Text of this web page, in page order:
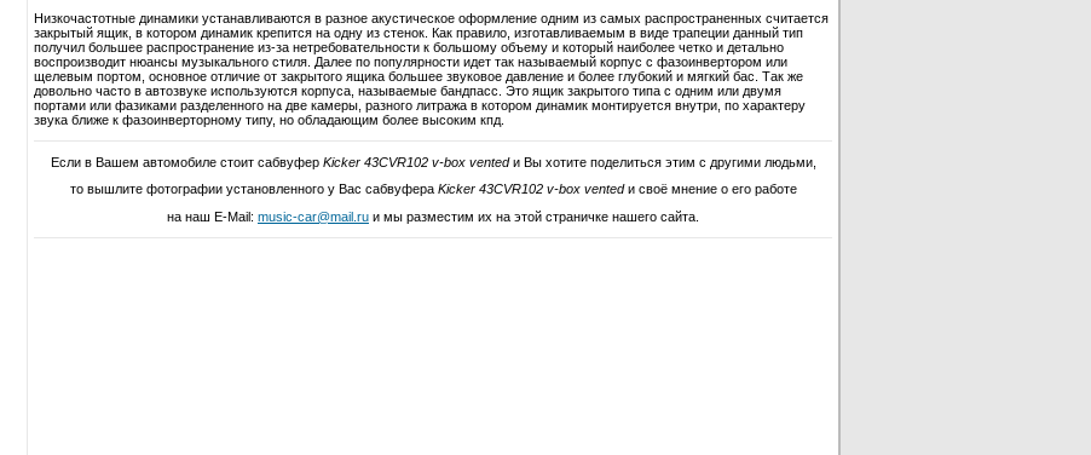
Низкочастотные динамики устанавливаются в разное акустическое оформление одним из самых распространенных считается
закрытый ящик, в котором динамик крепится на одну из стенок. Как правило, изготавливаемым в виде трапеции данный тип
получил большее распространение из-за нетребовательности к большому объему и который наиболее четко и детально
воспроизводит нюансы музыкального стиля. Далее по популярности идет так называемый корпус с фазоинвертором или
щелевым портом, основное отличие от закрытого ящика большее звуковое давление и более глубокий и мягкий бас. Так же
довольно часто в автозвуке используются корпуса, называемые бандпасс. Это ящик закрытого типа с одним или двумя
портами или фазиками разделенного на две камеры, разного литража в котором динамик монтируется внутри, по характеру
звука ближе к фазоинверторному типу, но обладающим более высоким кпд.
Если в Вашем автомобиле стоит сабвуфер Kicker 43CVR102 v-box ventedи Вы хотите поделиться этим с другими людьми,
то вышлите фотографии установленного у Вас сабвуфера Kicker 43CVR102 v-box ventedи своё мнение о его работе
на наш E-Mail: music-car@mail.ru и мы разместим их на этой страничке нашего сайта.